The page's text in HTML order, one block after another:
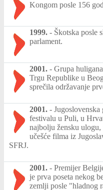
Kongom posle 156
1999. - Škotska posle
parlament.
2001. - Grupa
Trgu Republike u
sprečila održavanje
2001. -
festivalu u Puli, u
najbolju žensku
učešće filma iz
SFRJ.
2001. - Premijer
je prva poseta nekog
zemlji posle "hladnog